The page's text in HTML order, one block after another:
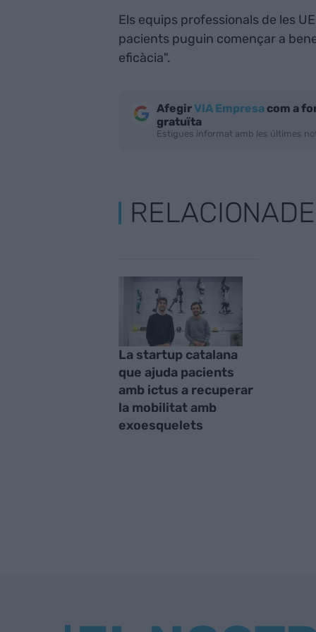
Els equips professionals de les
pacients puguin començar a
eficàcia".
AfegirVIA Empresacom a
gratuïta
Estigues informat amb les últimes
La startup catalana
que ajuda pacients
amb ictus a recuperar
la mobilitat amb
exoesquelets